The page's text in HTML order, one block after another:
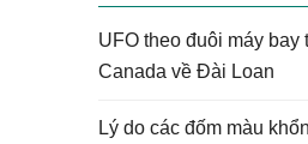
UFO theo đuôi máy bay
Canada về Đài Loan
Lý do các đốm màu